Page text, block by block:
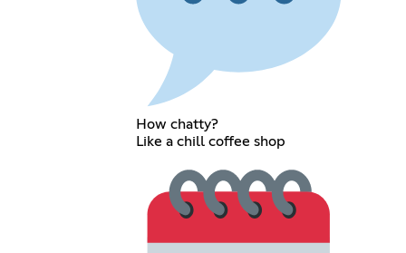
How chatty?
Like a chill coffee shop